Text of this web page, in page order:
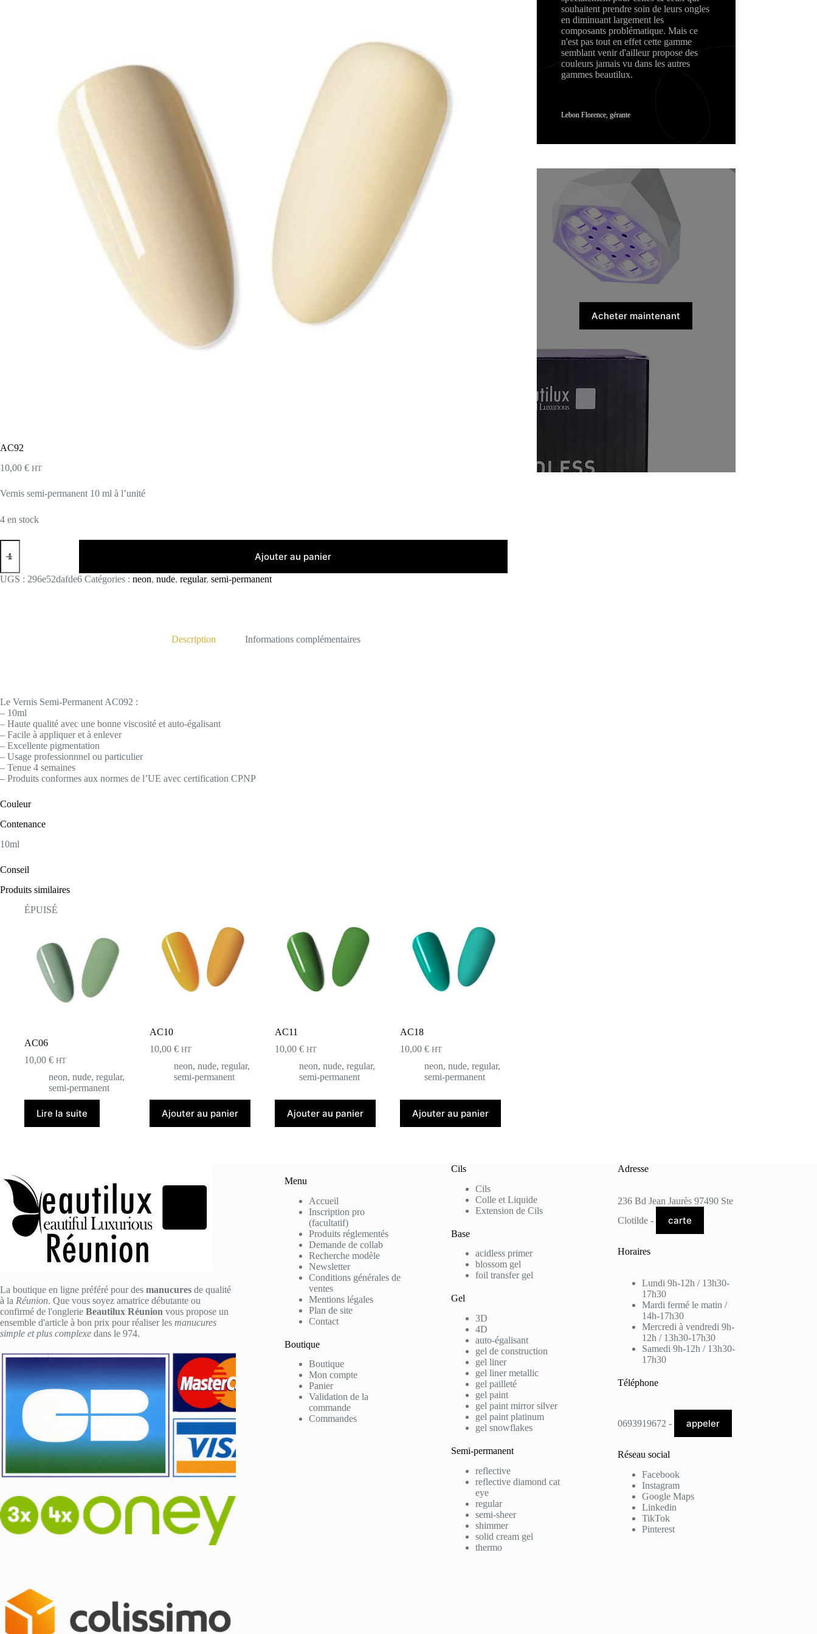
AC92
10,00 € HT
Vernis semi-permanent 10 ml à l’unité
4 en stock
quantité
de
Ajouter au panier
UGS : 296e52dafde6 Catégories : neon, nude, regular, semi-permanent
Description Informations complémentaires
Le Vernis Semi-Permanent AC092 :
– 10ml
– Haute qualité avec une bonne viscosité et auto-égalisant
– Facile à appliquer et à enlever
– Excellente pigmentation
– Usage professionnnel ou particulier
– Tenue 4 semaines
– Produits conformes aux normes de l’UE avec certification CPNP
Couleur
Contenance
10ml
Conseil
Produits similaires
ÉPUISÉ
AC06
10,00 € HT
neon, nude, regular,
semi-permanent
Lire la suite
AC10
10,00€ HT
neon,nude,regular,
semi-permanent
Ajouter au panier
AC11
10,00€ HT
neon,nude,regular,
semi-permanent
Ajouter au panier
AC18
10,00€ HT
neon,nude,regular,
semi-permanent
Ajouter au panier
souhaitent prendre soin de leurs ongles
en diminuant largement les
composants problématique. Mais ce
n'est pas tout en effet cette gamme
semblant venir d'ailleur propose des
couleurs jamais vu dans les autres
gammes beautilux.
Lebon Florence, gérante
Acheter maintenant
La boutique en ligne préféré pour des manucures de qualité
à la Réunion. Que vous soyez amatrice débutante ou
confirmé de l'onglerie Beautilux Réunion vous propose un
ensemble d'article à bon prix pour réaliser les manucures
simple et plus complexe dans le 974.
Menu
Accueil
Inscription pro
(facultatif)
Produits réglementés
Demande de collab
Recherche modèle
Newsletter
Conditions générales de
ventes
Mentions légales
Plan de site
Contact
Boutique
Boutique
Mon compte
Panier
Validation de la
commande
Commandes
Cils
Cils
Colle et Liquide
Extension de Cils
Base
acidless primer
blossom gel
foil transfer gel
Gel
3D
4D
auto-égalisant
gel de construction
gel liner
gel liner metallic
gel pailleté
gel paint
gel paint mirror silver
gel paint platinum
gel snowflakes
Semi-permanent
reflective
reflective diamond cat
eye
regular
semi-sheer
shimmer
solid cream gel
thermo
Adresse
236 Bd Jean Jaurès 97490 Ste
Clotilde -
carte
Horaires
Lundi 9h-12h / 13h30-
17h30
Mardi fermé le matin /
14h-17h30
Mercredi à vendredi 9h-
12h / 13h30-17h30
Samedi 9h-12h / 13h30-
17h30
Téléphone
0693919672 - appeler
Réseau social
Facebook
Instagram
Google Maps
Linkedin
TikTok
Pinterest